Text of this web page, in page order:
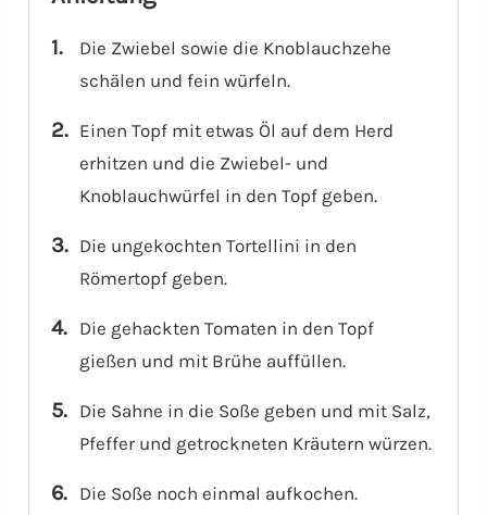
Die Zwiebel sowie die Knoblauchzehe
schälen und fein würfeln.
Einen Topf mit etwas Öl auf dem Herd
erhitzen und die Zwiebel- und
Knoblauchwürfel in den Topf geben.
Die ungekochten Tortellini in den
Römertopf geben.
Die gehackten Tomaten in den Topf
gießen und mit Brühe auffüllen.
Die Sahne in die Soße geben und mit Salz,
Pfeffer und getrockneten Kräutern würzen.
Die Soße noch einmal aufkochen.